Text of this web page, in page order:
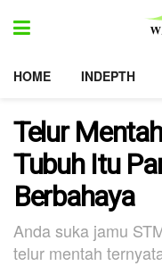
HOME INDEPTH
Telur
Tubuh Itu
Berbahaya
Anda suka jamu
telur mentah